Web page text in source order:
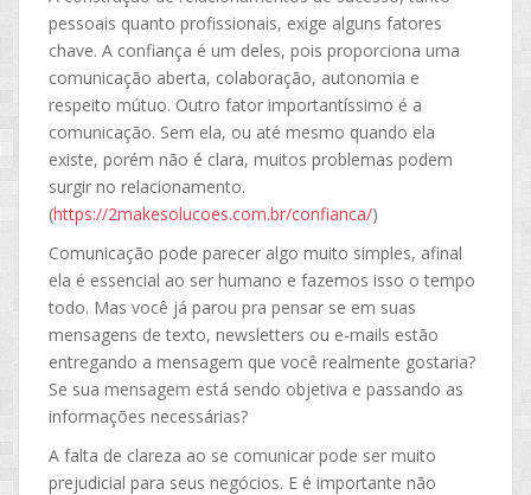
pessoais quanto profissionais, exige alguns fatores
chave. A confiança é um deles, pois proporciona uma
comunicação aberta, colaboração, autonomia e
respeito mútuo. Outro fator importantíssimo é a
comunicação. Sem ela, ou até mesmo quando ela
existe, porém não é clara, muitos problemas podem
surgir no relacionamento.
(https://2makesolucoes.com.br/confianca/)
Comunicação pode parecer algo muito simples, afinal
ela é essencial ao ser humano e fazemos isso o tempo
todo. Mas você já parou pra pensar se em suas
mensagens de texto, newsletters ou e-mails estão
entregando a mensagem que você realmente gostaria?
Se sua mensagem está sendo objetiva e passando as
informações necessárias?
A falta de clareza ao se comunicar pode ser muito
prejudicial para seus negócios. E é importante não